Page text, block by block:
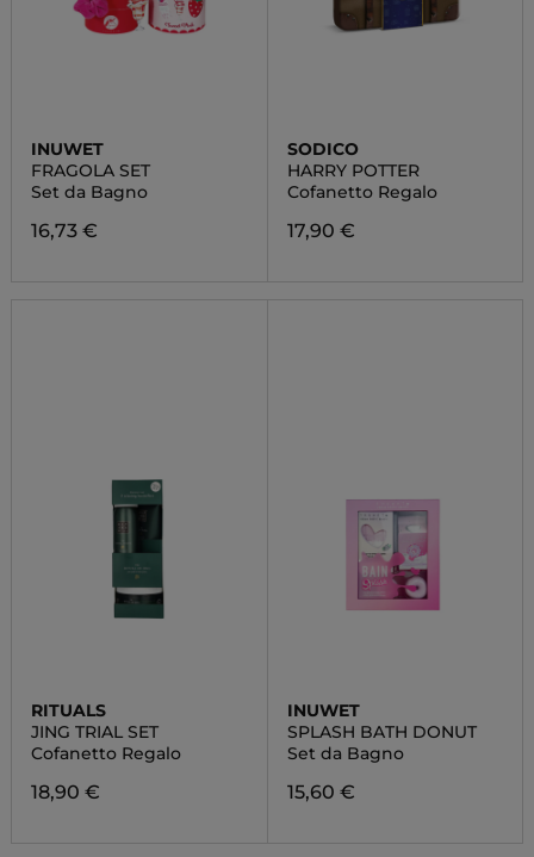
INUWET
FRAGOLA SET
Set da Bagno
16,73 €
SODICO
HARRY POTTER
Cofanetto Regalo
17,90 €
RITUALS
JING TRIAL SET
Cofanetto Regalo
18,90 €
INUWET
SPLASH BATH DONUT
Set da Bagno
15,60 €